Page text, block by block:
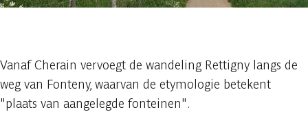
Vanaf Cherain vervoegt de wandeling Rettigny langs de
weg van Fonteny, waarvan de etymologie betekent
"plaats van aangelegde fonteinen".